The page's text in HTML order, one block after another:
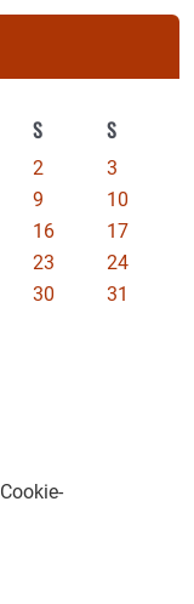
S S
2
3
9
10
16
17
23
24
30
31
Cookie-